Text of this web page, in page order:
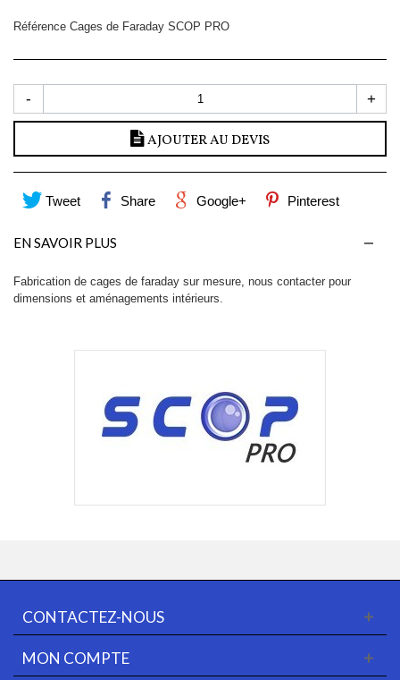
Référence Cages de Faraday SCOP PRO
- +
AJOUTER AU DEVIS
Tweet Share Google+ Pinterest
EN SAVOIR PLUS
Fabrication de cages de faraday sur mesure, nous contacter pour
dimensions et aménagements intérieurs.
CONTACTEZ-NOUS
MON COMPTE